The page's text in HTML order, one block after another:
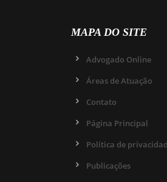
MAPA DO SITE
Advogado Online
Áreas de Atuação
Contato
Página Principal
Política de
Publicações